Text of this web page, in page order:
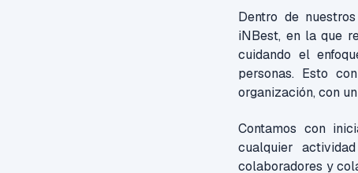
Dentro de
iNBest, en la que
cuidando el
personas. Esto
organización, con
Contamos con
cualquier
colaboradores y